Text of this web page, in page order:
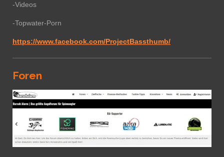
-Videos
-Topwater-Porn
https://www.facebook.com/ProjectBassthumb/
Foren